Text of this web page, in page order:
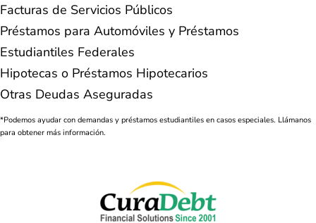
Facturas de Servicios Públicos
Préstamos para Automóviles y Préstamos
Estudiantiles Federales
Hipotecas o Préstamos Hipotecarios
Otras Deudas Aseguradas
*Podemos ayudar con demandas y préstamos estudiantiles en casos especiales. Llámanos
para obtener más información.